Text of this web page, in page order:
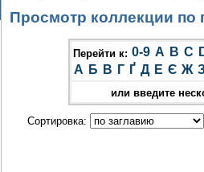
Просмотр коллекции по
Перейти к: 0-9 A B C
А Б В Г Ґ Д Е Є Ж
или введите
Сортировка: